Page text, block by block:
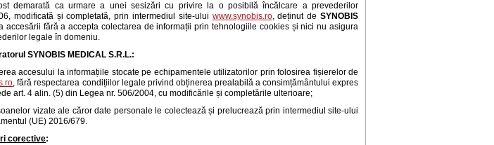
demarată ca urmare a unei sesizări cu privire la o posibilă încălcare a prevederilor
modificată și completată, prin intermediul site-ului www.synobis.ro, deținut de SYNOBIS
accesării fără a accepta colectarea de informații prin tehnologiile cookies și nici nu asigura
legale în domeniu.
SYNOBIS MEDICAL S.R.L.:
accesului la informațiile stocate pe echipamentele utilizatorilor prin folosirea fișierelor de
, fără respectarea condițiilor legale privind obținerea prealabilă a consimțământului expres
art. 4 alin. (5) din Legea nr. 506/2004, cu modificările și completările ulterioare;
vizate ale căror date personale le colectează și prelucrează prin intermediul site-ului
(UE) 2016/679.
corective: